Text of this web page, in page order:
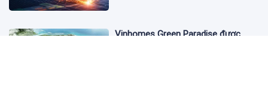
Vinhomes Green Paradise được